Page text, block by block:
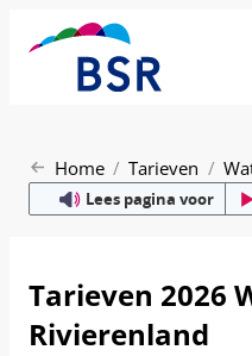
Home Tarieven
Lees pagina voor
Tarieven 2026
Rivierenland